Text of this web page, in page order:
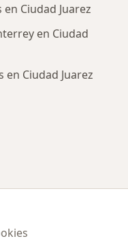
Ciudad Juarez
en Ciudad
en Ciudad Juarez